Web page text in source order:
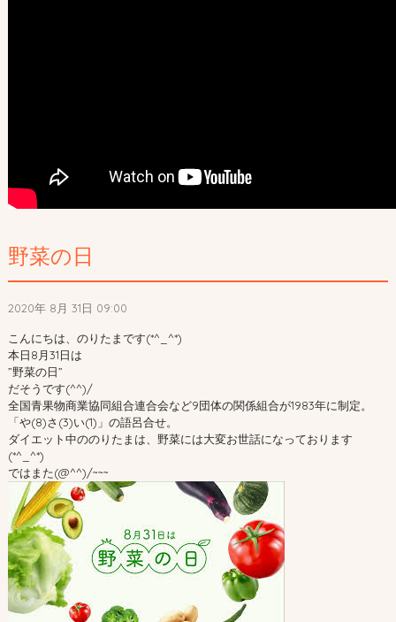
野菜の日
2020年 8月 31日 09:00
こんにちは、のりたまです(*^_^*)
本日8月31日は
”野菜の日”
だそうです(^^)/
全国青果物商業協同組合連合会など9団体の関係組合が1983年に制定。
「や(8)さ(3)い(1)」の語呂合せ。
ダイエット中ののりたまは、野菜には大変お世話になっております
(*^_^*)
ではまた(@^^)/~~~